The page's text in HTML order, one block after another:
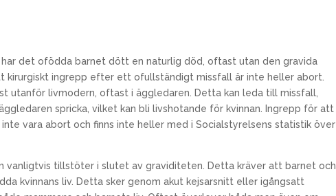
det ofödda barnet dött en naturlig död, oftast utan den gravida
kirurgiskt ingrepp efter ett ofullständigt missfall är inte heller abort.
utanför livmodern, oftast i äggledaren. Detta kan leda till missfall,
spricka, vilket kan bli livshotande för kvinnan. Ingrepp för att
vara abort och finns inte heller med i Socialstyrelsens statistik över
vanligtvis tillstöter i slutet av graviditeten. Detta kräver att barnet och
kvinnans liv. Detta sker genom akut kejsarsnitt eller igångsatt